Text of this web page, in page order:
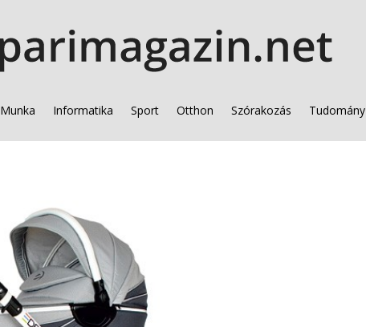
Munka Informatika Sport Otthon Szórakozás Tudomány